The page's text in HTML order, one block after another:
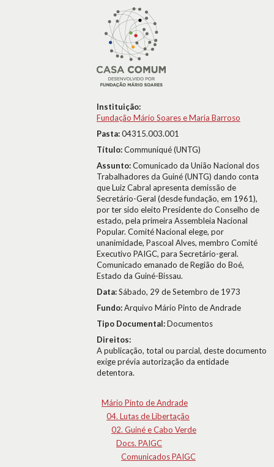
Instituição:
Fundação Mário Soares e Maria Barroso
Pasta:04315.003.001
Título:Communiqué (UNTG)
Assunto:Comunicado da União Nacional dos
Trabalhadores da Guiné (UNTG) dando conta
que Luiz Cabral apresenta demissão de
Secretário-Geral (desde fundação, em 1961),
por ter sido eleito Presidente do Conselho de
estado, pela primeira Assembleia Nacional
Popular. Comité Nacional elege, por
unanimidade, Pascoal Alves, membro Comité
Executivo PAIGC, para Secretário-geral.
Comunicado emanado de Região do Boé,
Estado da Guiné-Bissau.
Data:Sábado, 29 de Setembro de 1973
Fundo:Arquivo Mário Pinto de Andrade
Tipo Documental:Documentos
Direitos:
A publicação, total ou parcial, deste documento
exige prévia autorização da entidade
detentora.
Mário Pinto de Andrade
04. Lutas de Libertação
02. Guiné e Cabo Verde
Docs. PAIGC
Comunicados PAIGC